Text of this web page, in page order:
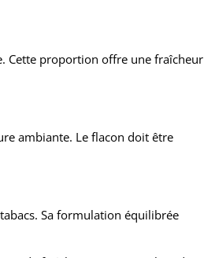
Cette proportion offre une fraîcheur
ambiante. Le flacon doit être
Sa formulation équilibrée